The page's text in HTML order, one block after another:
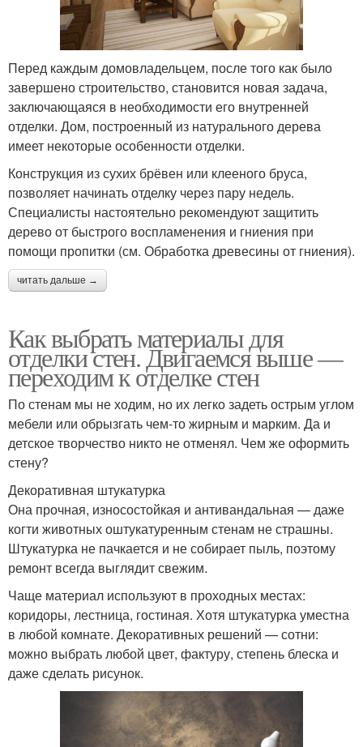
Перед каждым домовладельцем, после того как было
завершено строительство, становится новая задача,
заключающаяся в необходимости его внутренней
отделки. Дом, построенный из натурального дерева
имеет некоторые особенности отделки.
Конструкция из сухих брёвен или клееного бруса,
позволяет начинать отделку через пару недель.
Специалисты настоятельно рекомендуют защитить
дерево от быстрого воспламенения и гниения при
помощи пропитки (см. Обработка древесины от гниения).
читать дальше →
Как выбрать материалы для
отделки стен. Двигаемся выше —
переходим к отделке стен
По стенам мы не ходим, но их легко задеть острым углом
мебели или обрызгать чем-то жирным и марким. Да и
детское творчество никто не отменял. Чем же оформить
стену?
Декоративная штукатурка
Она прочная, износостойкая и антивандальная — даже
когти животных оштукатуренным стенам не страшны.
Штукатурка не пачкается и не собирает пыль, поэтому
ремонт всегда выглядит свежим.
Чаще материал используют в проходных местах:
коридоры, лестница, гостиная. Хотя штукатурка уместна
в любой комнате. Декоративных решений — сотни:
можно выбрать любой цвет, фактуру, степень блеска и
даже сделать рисунок.